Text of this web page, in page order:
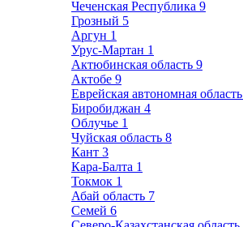
Чеченская Республика 9
Грозный 5
Аргун 1
Урус-Мартан 1
Актюбинская область 9
Актобе 9
Еврейская автономная область
Биробиджан 4
Облучье 1
Чуйская область 8
Кант 3
Кара-Балта 1
Токмок 1
Абай область 7
Семей 6